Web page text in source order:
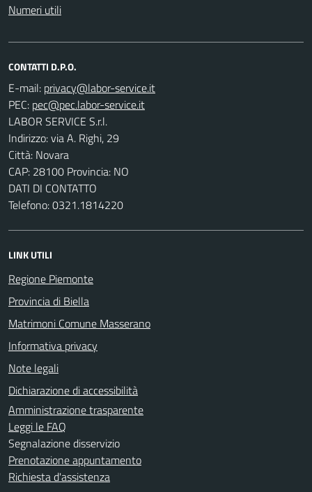
Numeri utili
CONTATTI D.P.O.
E-mail:
PEC:
LABOR SERVICE S.r.l.
Indirizzo: via A. Righi, 29
Città: Novara
CAP: 28100 Provincia: NO
DATI DI CONTATTO
Telefono: 0321.1814220
LINK UTILI
Regione Piemonte
Provincia di Biella
Matrimoni Comune Masserano
Informativa privacy
Note legali
Dichiarazione di accessibilità
Amministrazione trasparente
Leggi le FAQ
Segnalazione disservizio
Prenotazione appuntamento
Richiesta d'assistenza